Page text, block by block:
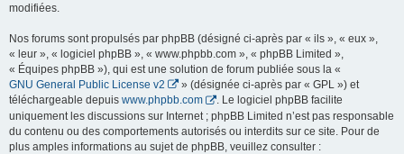
modifiées.
Nos forums sont propulsés par phpBB (désigné ci-après par « ils », « eux »,
« leur », « logiciel phpBB », « www.phpbb.com », « phpBB Limited »,
« Équipes phpBB »), qui est une solution de forum publiée sous la «
GNU General Public License v2
» (désignée ci-après par « GPL ») et
téléchargeable depuis www.phpbb.com
. Le logiciel phpBB facilite
uniquement les discussions sur Internet ; phpBB Limited n’est pas responsable
du contenu ou des comportements autorisés ou interdits sur ce site. Pour de
plus amples informations au sujet de phpBB, veuillez consulter :